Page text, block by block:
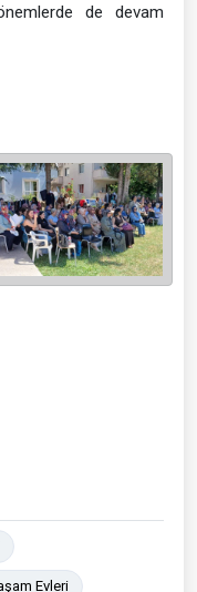
de devam
Evleri